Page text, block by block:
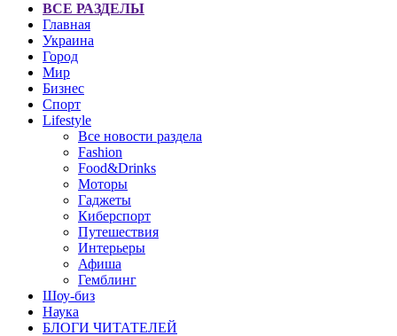
ВСЕ РАЗДЕЛЫ
Главная
Украина
Город
Мир
Бизнес
Спорт
Lifestyle
Все новости раздела
Fashion
Food&Drinks
Моторы
Гаджеты
Киберспорт
Путешествия
Интерьеры
Афиша
Гемблинг
Шоу-биз
Наука
БЛОГИ ЧИТАТЕЛЕЙ